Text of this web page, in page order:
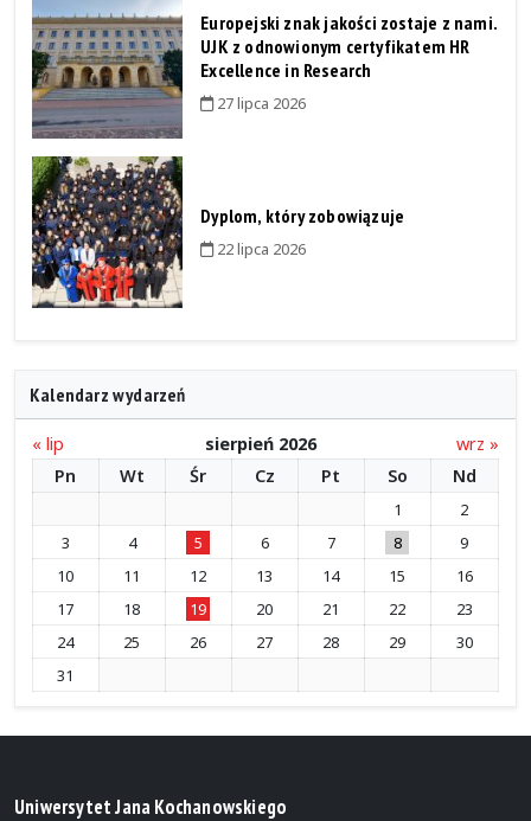
Europejski znak jakości zostaje z nami.
UJK z odnowionym certyfikatem HR
Excellence in Research
27 lipca 2026
Dyplom, który zobowiązuje
22 lipca 2026
Kalendarz wydarzeń
« lip sierpień 2026
wrz »
Pn
Wt Śr Cz Pt So Nd
1
2
3
4 5 6 7 8
9
10
11 12 13 14 15
16
17
18 19 20 21 22
23
24
25 26 27 28 29
30
31
Uniwersytet Jana Kochanowskiego